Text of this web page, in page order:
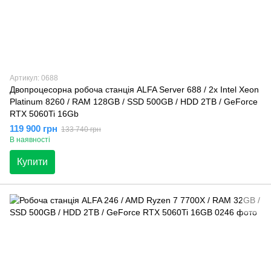
Артикул: 0688
Двопроцесорна робоча станція ALFA Server 688 / 2х Intel Xeon
Platinum 8260 / RAM 128GB / SSD 500GB / HDD 2TB / GeForce
RTX 5060Ti 16Gb
119 900 грн 133 740 грн
В наявності
Купити